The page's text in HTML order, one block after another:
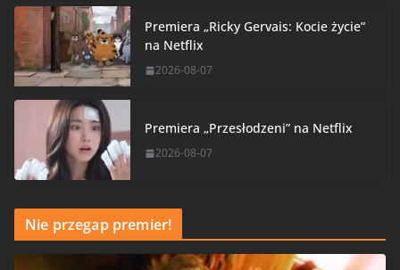
Premiera „Ricky Gervais: Kocie życie”
na Netflix
2026-08-07
Premiera „Przesłodzeni” na Netflix
2026-08-07
Nie przegap premier!